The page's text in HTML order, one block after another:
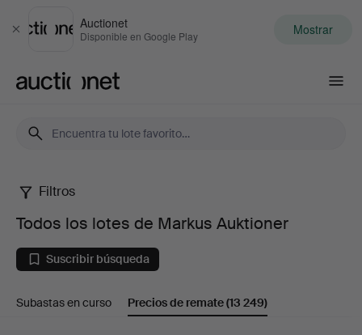
Cerrar
Auctionet
Disponible en Google Play Mostrar
Todos
los
lotes
de
Filtros
Todos los lotes de Markus Auktioner
Suscribir búsqueda
Subastas en curso Precios de remate(13 249)